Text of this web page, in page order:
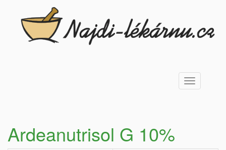
Toggle
navigation
Ardeanutrisol G 10%